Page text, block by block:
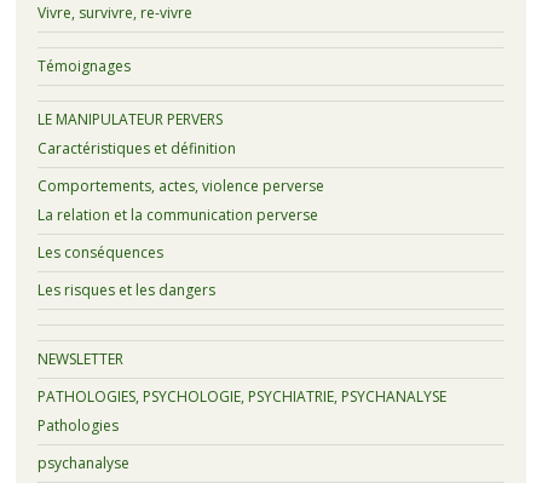
Vivre, survivre, re-vivre
Témoignages
LE MANIPULATEUR PERVERS
Caractéristiques et définition
Comportements, actes, violence perverse
La relation et la communication perverse
Les conséquences
Les risques et les dangers
NEWSLETTER
PATHOLOGIES, PSYCHOLOGIE, PSYCHIATRIE, PSYCHANALYSE
Pathologies
psychanalyse